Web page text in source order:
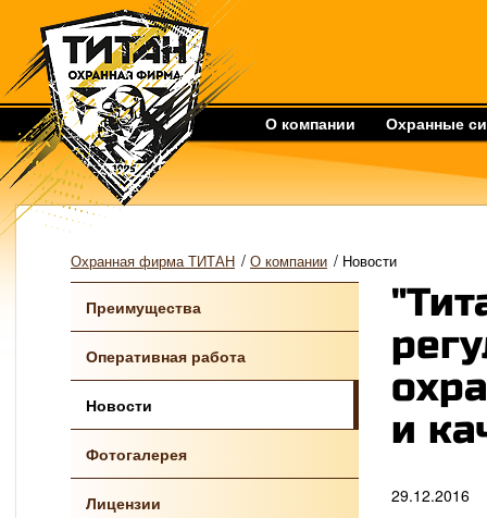
О компании Охранные
Охранная фирма ТИТАН / О компании / Новости
Преимущества
Оперативная работа
Новости
Фотогалерея
Лицензии
и
29.12.2016